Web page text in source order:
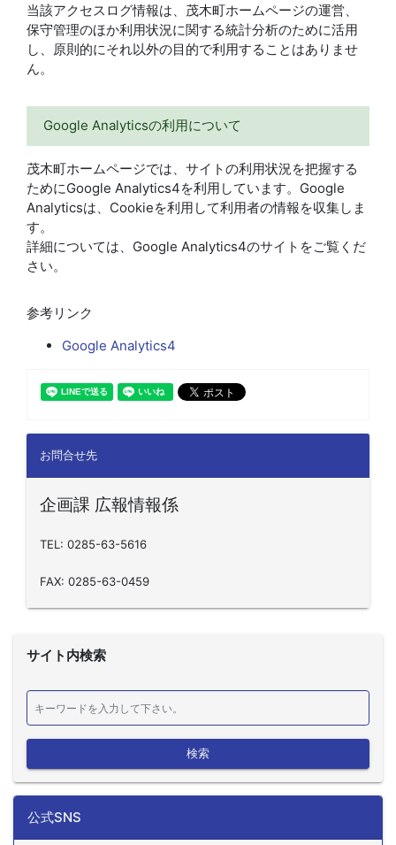
当該アクセスログ情報は、茂木町ホームページの運営、
保守管理のほか利用状況に関する統計分析のために活用
し、原則的にそれ以外の目的で利用することはありませ
ん。
Google Analyticsの利用について
茂木町ホームページでは、サイトの利用状況を把握する
ためにGoogle Analytics4を利用しています。Google
Analyticsは、Cookieを利用して利用者の情報を収集しま
す。
詳細については、Google Analytics4のサイトをご覧くだ
さい。
参考リンク
Google Analytics4
お問合せ先
企画課 広報情報係
TEL: 0285-63-5616
FAX: 0285-63-0459
サイト内検索
検索
公式SNS